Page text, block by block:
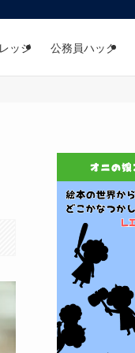
ッジ 公務員ハック